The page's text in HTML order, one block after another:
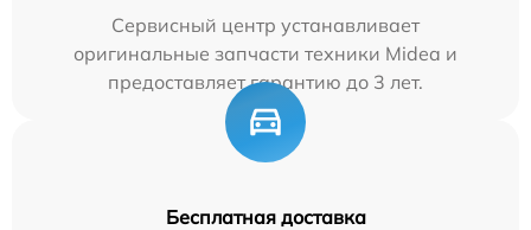
Сервисный центр устанавливает
оригинальные запчасти техники Midea и
предоставляет гарантию до 3 лет.
Бесплатная доставка